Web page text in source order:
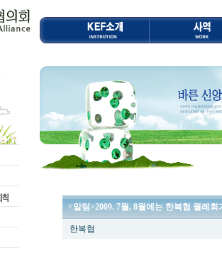
<알림>2009. 7월, 8월에는 한복협 월례회
한복협